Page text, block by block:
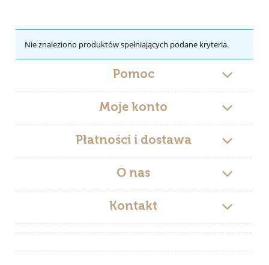
Nie znaleziono produktów spełniających podane kryteria.
Pomoc
Moje konto
Płatności i dostawa
O nas
Kontakt